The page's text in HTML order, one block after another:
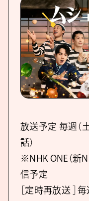
放送予定 毎週（
話）
※NHK ONE（新
信予定
［定時再放送 ］